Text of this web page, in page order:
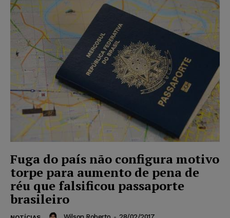
Fuga do país não configura motivo
torpe para aumento de pena de
réu que falsificou passaporte
brasileiro